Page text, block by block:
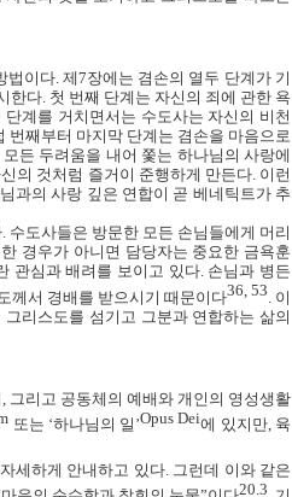
법이다. 제7장에는 겸손의 열두 단계가 기
한다. 첫 번째 단계는 자신의 죄에 관한 욕
계를 거치면서는 수도사는 자신의 비천
번째부터 마지막 단계는 겸손을 마음으로
든 두려움을 내어 쫓는 하나님의 사랑에
의 것처럼 즐거이 준행하게 만든다. 이런
과의 사랑 깊은 연합이 곧 베네틱트가 추
. 수도사들은 방문한 모든 손님들에게 머리
경우가 아니면 담당자는 중요한 금욕훈
관심과 배려를 보이고 있다. 손님과 병든
께서 경배를 받으시기 때문이다36, 53 이
리스도를 섬기고 그분과 연합하는 삶의
그리고 공동체의 예배와 개인의 영성생활
또는 ‘하나님의 일 ’Opus Dei에 있지만, 육
세하게 안내하고 있다. 그런데 이와 같은
20.3